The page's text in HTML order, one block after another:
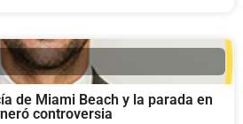
de Miami Beach y la parada en
controversia